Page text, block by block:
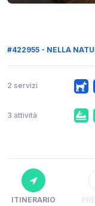
#422955 - NELLA
2 servizi
3 attività
ITINERARIO